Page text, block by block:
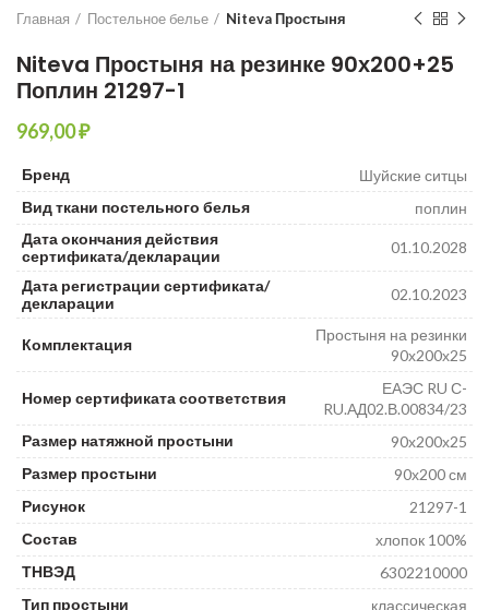
Главная Постельное белье Niteva Простыня
Niteva Простыня на резинке 90х200+25
Поплин 21297-1
₽
Бренд
Шуйские ситцы
Вид ткани постельного белья
поплин
Дата окончания действия
сертификата/декларации
01.10.2028
Дата регистрации сертификата/
декларации
02.10.2023
Комплектация
Простыня на резинки
90х200х25
Номер сертификата соответствия
ЕАЭС RU С-
RU.АД02.В.00834/23
Размер натяжной простыни
90х200х25
Размер простыни
90х200 см
Рисунок
21297-1
Состав
хлопок 100%
ТНВЭД
6302210000
Тип простыни
классическая